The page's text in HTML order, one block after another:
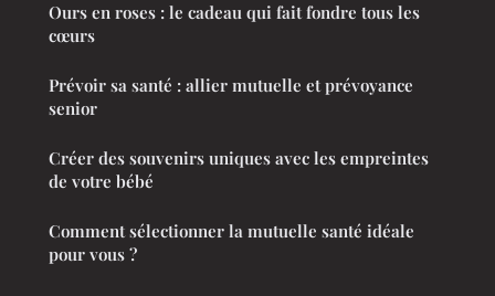
Ours en roses : le cadeau qui fait fondre tous les
cœurs
Prévoir sa santé : allier mutuelle et prévoyance
senior
Créer des souvenirs uniques avec les empreintes
de votre bébé
Comment sélectionner la mutuelle santé idéale
pour vous ?